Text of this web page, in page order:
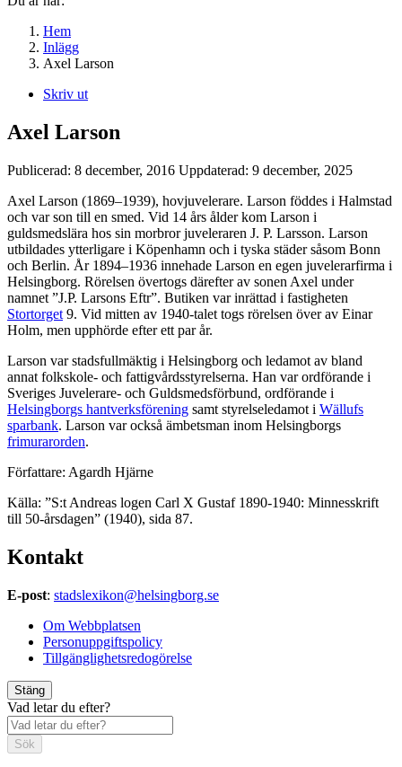
Hem
Inlägg
Axel Larson
Skriv ut
Axel Larson
Publicerad: 8 december, 2016 Uppdaterad: 9 december, 2025
Axel Larson (1869–1939), hovjuvelerare. Larson föddes i Halmstad
och var son till en smed. Vid 14 års ålder kom Larson i
guldsmedslära hos sin morbror juveleraren J. P. Larsson. Larson
utbildades ytterligare i Köpenhamn och i tyska städer såsom Bonn
och Berlin. År 1894–1936 innehade Larson en egen juvelerarfirma i
Helsingborg. Rörelsen övertogs därefter av sonen Axel under
namnet ”J.P. Larsons Eftr”. Butiken var inrättad i fastigheten
Stortorget 9. Vid mitten av 1940-talet togs rörelsen över av Einar
Holm, men upphörde efter ett par år.
Larson var stadsfullmäktig i Helsingborg och ledamot av bland
annat folkskole- och fattigvårdsstyrelserna. Han var ordförande i
Sveriges Juvelerare- och Guldsmedsförbund, ordförande i
Helsingborgs hantverksförening samt styrelseledamot i Wällufs
sparbank. Larson var också ämbetsman inom Helsingborgs
frimurarorden.
Författare: Agardh Hjärne
Källa: ”S:t Andreas logen Carl X Gustaf 1890-1940: Minnesskrift
till 50-årsdagen” (1940), sida 87.
Kontakt
E-post: stadslexikon@helsingborg.se
Om Webbplatsen
Personuppgiftspolicy
Tillgänglighetsredogörelse
Stäng
Vad letar du efter?
Sök